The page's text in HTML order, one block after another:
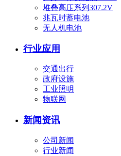
堆叠高压系列307.2V
兆瓦时蓄电池
无人机电池
行业应用
交通出行
政府设施
工业照明
物联网
新闻资讯
公司新闻
行业新闻